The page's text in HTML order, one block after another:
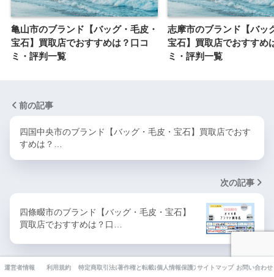
亀山市のブランド【バッグ・毛皮・
宝石】買取店でおすすめは？口コ
ミ・評判一覧
志摩市のブランド【バッ
宝石】買取店でおすすめ
ミ・評判一覧
前の記事
四国中央市のブランド【バッグ・毛皮・宝石】買取店でおす
すめは？…
次の記事
四條畷市のブランド【バッグ・毛皮・宝石】
買取店でおすすめは？口…
運営者情報 利用規約 特定商取引法に基づく表記
著作権と転載について個人情報保護方針サイトマップ お問い合わせ